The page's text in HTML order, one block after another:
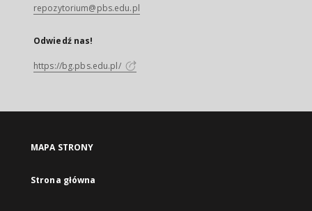
repozytorium@pbs.edu.pl
Odwiedź nas!
https://bg.pbs.edu.pl/
MAPA STRONY
Strona główna